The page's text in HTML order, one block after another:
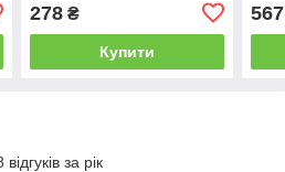
278₴
Купити
567
за рік